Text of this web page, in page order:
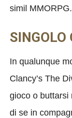
simil MMORPG.
SINGOLO
In qualunque
Clancy’s The
gioco o buttarsi
di se in